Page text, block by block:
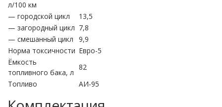
л/100 км
— городской цикл
13,5
— загородный цикл 7,8
— смешанный цикл
9,9
Норма токсичности Евро-5
Ёмкость
топливного бака, л
82
Топливо
АИ-95